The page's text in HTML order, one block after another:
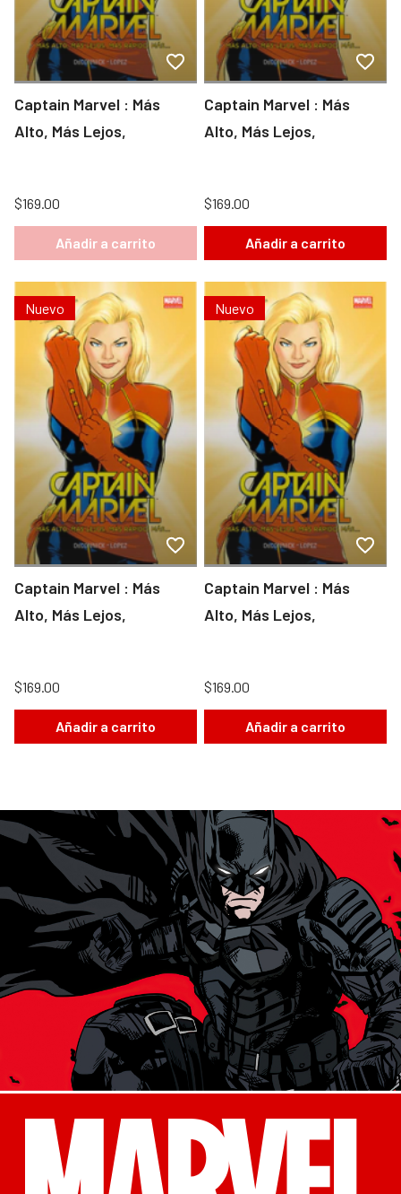
Captain Marvel : Más
Alto, Más Lejos,
$169.00
Añadir a carrito
Captain Marvel : Más
Alto, Más Lejos,
$169.00
Añadir a carrito
Nuevo
Captain Marvel : Más
Alto, Más Lejos,
$169.00
Añadir a carrito
Nuevo
Captain Marvel : Más
Alto, Más Lejos,
$169.00
Añadir a carrito